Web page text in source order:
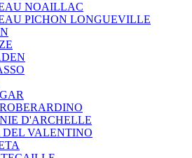
NOAILLAC
PICHON LONGUEVILLE
D'ARCHELLE
DEL VALENTINO